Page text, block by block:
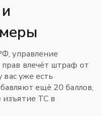
управление
влечёт штраф от
вас уже есть
ещё 20 баллов,
ТС в